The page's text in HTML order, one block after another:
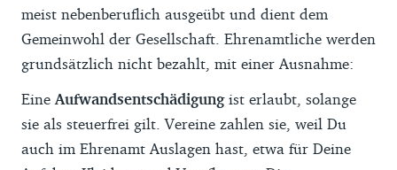
meist nebenberuflich ausgeübt und dient dem
Gemeinwohl der Gesellschaft. Ehrenamtliche werden
grundsätzlich nicht bezahlt, mit einer Ausnahme:
Eine Aufwandsentschädigungist erlaubt, solange
sie als steuerfrei gilt. Vereine zahlen sie, weil Du
auch im Ehrenamt Auslagen hast, etwa für Deine